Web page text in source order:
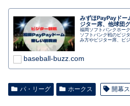
みずほPayPayドー
ジター席、他球団
福岡ソフトバンクホー
ソフトバンク戦のビジ
み方やビジター席、ビ
baseball-buzz.com
パ・リーグ ホークス 開幕